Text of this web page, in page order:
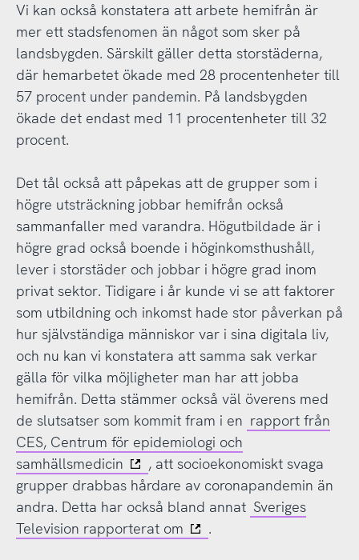
Vi kan också konstatera att arbete hemifrån är
mer ett stadsfenomen än något som sker på
landsbygden. Särskilt gäller detta storstäderna,
där hemarbetet ökade med 28 procentenheter till
57 procent under pandemin. På landsbygden
ökade det endast med 11 procentenheter till 32
procent.
Det tål också att påpekas att de grupper som i
högre utsträckning jobbar hemifrån också
sammanfaller med varandra. Högutbildade är i
högre grad också boende i höginkomsthushåll,
lever i storstäder och jobbar i högre grad inom
privat sektor. Tidigare i år kunde vi se att faktorer
som utbildning och inkomst hade stor påverkan på
hur självständiga människor var i sina digitala liv,
och nu kan vi konstatera att samma sak verkar
gälla för vilka möjligheter man har att jobba
hemifrån. Detta stämmer också väl överens med
de slutsatser som kommit fram i en rapport från
CES, Centrum för epidemiologi och
samhällsmedicin
, att socioekonomiskt svaga
grupper drabbas hårdare av coronapandemin än
andra. Detta har också bland annat Sveriges
Television rapporterat om
.